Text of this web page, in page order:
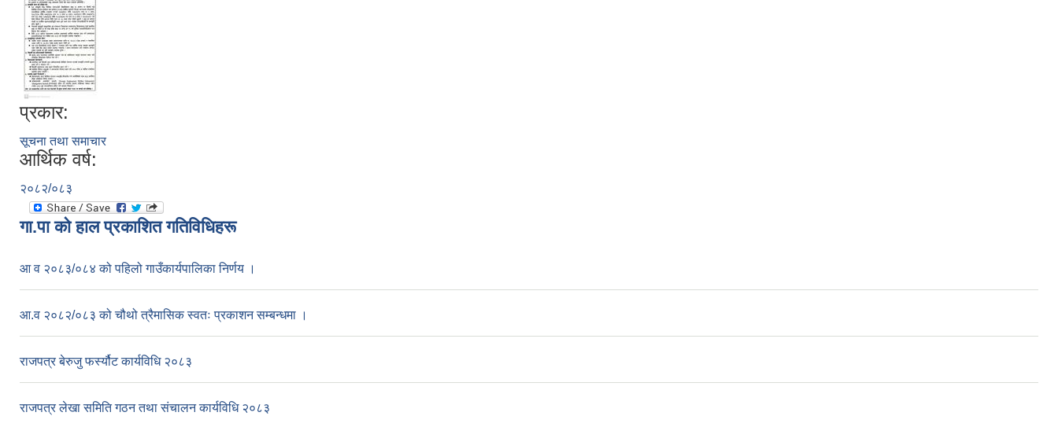
प्रकार:
सूचना तथा समाचार
आर्थिक वर्ष:
२०८२/०८३
गा.पा काे हाल प्रकाशित गतिविधिहरू
आ व २०८३/०८४ को पहिलो गाउँकार्यपालिका निर्णय ।
आ.व २०८२/०८३ को चौथो त्रैमासिक स्वतः प्रकाशन सम्बन्धमा ।
राजपत्र बेरुजु फर्स्यौट कार्यविधि २०८३
राजपत्र लेखा समिति गठन तथा संचालन कार्यविधि २०८३